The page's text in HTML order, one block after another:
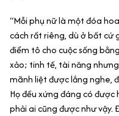
“Mỗi phụ nữ là một đóa
cách rất riêng, dù ở bất cứ
điểm tô cho cuộc sống
xảo; tinh tế, tài năng
mãnh liệt được lắng nghe,
Họ đều xứng đáng có
phải ai cũng được như vậy.